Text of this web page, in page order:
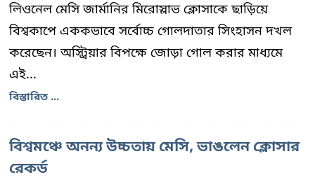
লিওনেল মেসি জার্মানির মিরোস্লাভ ক্লোসাকে ছাড়িয়ে
বিশ্বকাপে এককভাবে সর্বোচ্চ গোলদাতার সিংহাসন দখল
করেছেন। অস্ট্রিয়ার বিপক্ষে জোড়া গোল করার মাধ্যমে
এই...
বিস্তারিত ...
বিশ্বমঞ্চে অনন্য উচ্চতায় মেসি, ভাঙলেন ক্লোসার
রেকর্ড